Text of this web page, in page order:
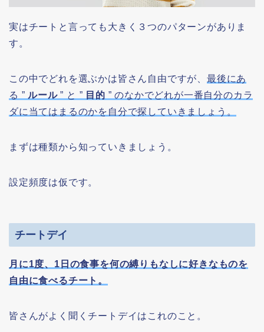
実はチートと言っても大きく３つのパターンがありま
す。
この中でどれを選ぶかは皆さん自由ですが、 最後にあ
る ” ルール” と ” 目的 ” のなかでどれが一番自分のカラ
ダに当てはまるのかを自分で探していきましょう。
まずは種類から知っていきましょう。
設定頻度は仮です。
チートデイ
月に1度、1日の食事を何の縛りもなしに好きなものを
自由に食べるチート。
皆さんがよく聞くチートデイはこれのこと。